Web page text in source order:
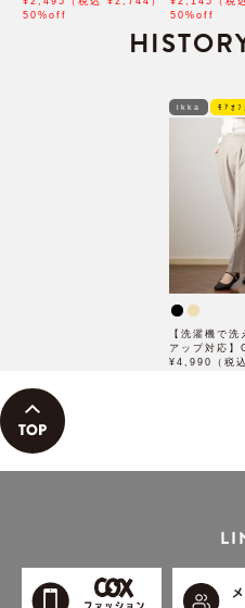
50%off
太郎さん着用
50%off
ikka ﾓｱｵﾌ
【洗濯機で洗
アップ対応】
トソーテーパ
¥4,990（税